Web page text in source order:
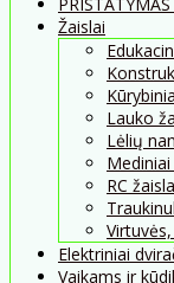
Žaislai
Lauko
Lėlių
RC
Elektriniai
Vaikams ir